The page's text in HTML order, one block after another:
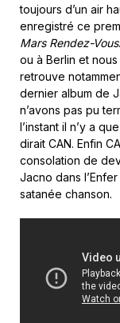
toujours d’un air
enregistré ce
Mars Rendez-Vous
ou à Berlin et
retrouve
dernier album de
n’avons pas pu
l’instant il n’y a
dirait CAN. Enfin
consolation de
Jacno dans
satanée chanson.